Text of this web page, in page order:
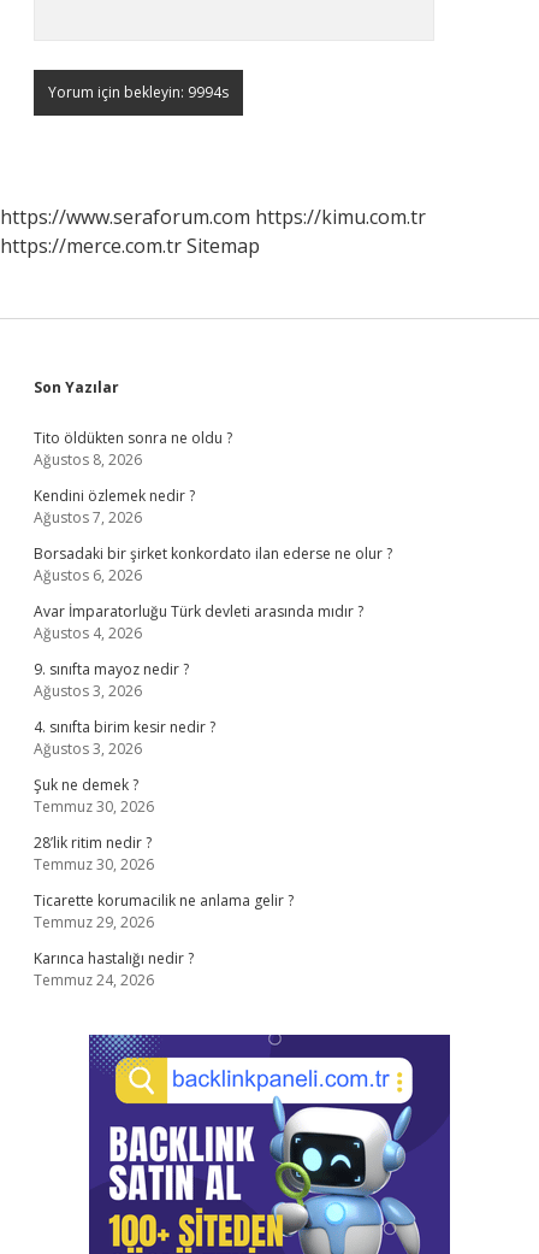
https://www.seraforum.com https://kimu.com.tr
https://merce.com.trSitemap
Sidebar
Son Yazılar
Tito öldükten sonra ne oldu ?
Ağustos 8, 2026
Kendini özlemek nedir ?
Ağustos 7, 2026
Borsadaki bir şirket konkordato ilan ederse ne olur ?
Ağustos 6, 2026
Avar İmparatorluğu Türk devleti arasında mıdır ?
Ağustos 4, 2026
9. sınıfta mayoz nedir ?
Ağustos 3, 2026
4. sınıfta birim kesir nedir ?
Ağustos 3, 2026
Şuk ne demek ?
Temmuz 30, 2026
28’lik ritim nedir ?
Temmuz 30, 2026
Ticarette korumacilik ne anlama gelir ?
Temmuz 29, 2026
Karınca hastalığı nedir ?
Temmuz 24, 2026